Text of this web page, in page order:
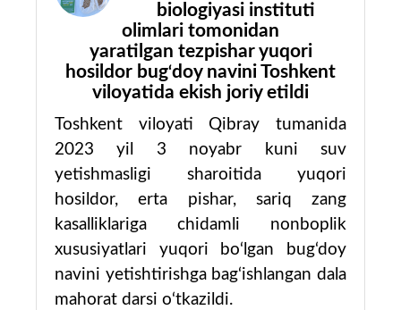
biologiyasi instituti
olimlari tomonidan
yaratilgan tezpishar yuqori
hosildor bug‘doy navini Toshkent
viloyatida ekish joriy etildi
Toshkent viloyati Qibray tumanida
2023 yil 3 noyabr kuni suv
yetishmasligi sharoitida yuqori
hosildor, erta pishar, sariq zang
kasalliklariga chidamli nonboplik
xususiyatlari yuqori bo‘lgan bug‘doy
navini yetishtirishga bag‘ishlangan dala
mahorat darsi o‘tkazildi.